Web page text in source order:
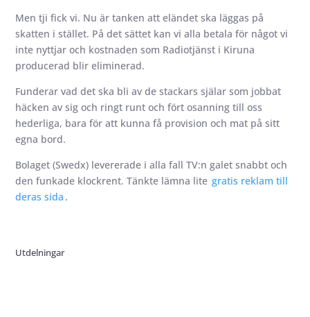
Men tji fick vi. Nu är tanken att eländet ska läggas på
skatten i stället. På det sättet kan vi alla betala för något vi
inte nyttjar och kostnaden som Radiotjänst i Kiruna
producerad blir eliminerad.
Funderar vad det ska bli av de stackars själar som jobbat
häcken av sig och ringt runt och fört osanning till oss
hederliga, bara för att kunna få provision och mat på sitt
egna bord.
Bolaget (Swedx) levererade i alla fall TV:n galet snabbt och
den funkade klockrent. Tänkte lämna lite gratis reklam till
deras sida .
Utdelningar